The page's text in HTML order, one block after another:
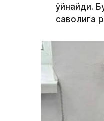
ўйнайди.
саволига